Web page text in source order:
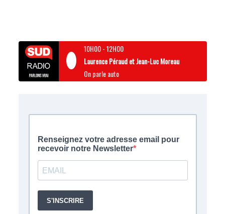
10H00-12H00
Laurence Péraud et Jean-Luc Moreau
On parle auto